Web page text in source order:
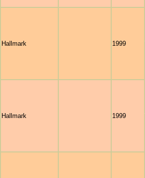
Hallmark 1999
Hallmark 1999